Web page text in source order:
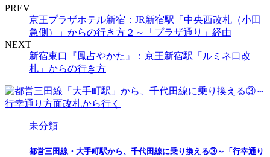
PREV
京王プラザホテル新宿：JR新宿駅「中央西改札（小田
急側）」からの行き方２～「プラザ通り」経由
NEXT
新宿東口『鳳占やかた』：京王新宿駅「ルミネ口改
札」からの行き方
未分類
都営三田線・大手町駅から、千代田線に乗り換える③～「行幸通り